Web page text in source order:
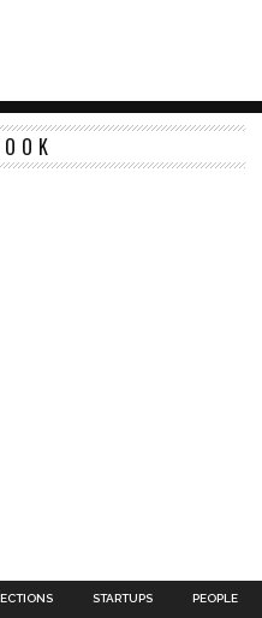
STARTUPS PEOPLE